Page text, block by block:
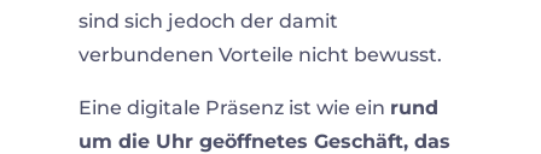
sind sich jedoch der damit
verbundenen Vorteile nicht bewusst.
Eine digitale Präsenz ist wie ein rund
um die Uhr geöffnetes Geschäft, das